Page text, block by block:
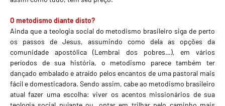
O metodismo diante disto?
Ainda que a teologia social do metodismo brasileiro siga de perto
os passos de Jesus, assumindo como dela as opções da
comunidade apostólica (Lembrai dos pobres…), em vários
períodos de sua história, o metodismo parece também ter
dançado embalado e atraído pelos encantos de uma pastoral mais
fácil e domesticadora. Sendo assim, cabe ao metodismo brasileiro
atual fazer uma escolha: viver os acentos missionários de sua